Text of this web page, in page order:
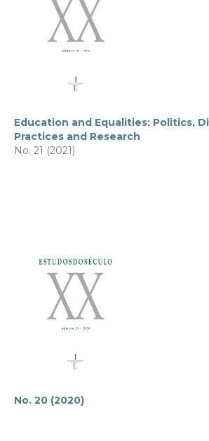
Education and Equalities: Politics,
Practices and Research
No. 21 (2021)
No. 20 (2020)